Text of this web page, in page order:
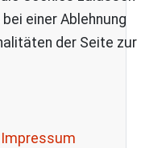
einer Ablehnung
der Seite zur
Impressum